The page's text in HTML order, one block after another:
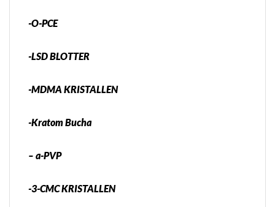
-O-PCE
-LSD BLOTTER
-MDMA KRISTALLEN
-Kratom Bucha
– a-PVP
-3-CMC KRISTALLEN